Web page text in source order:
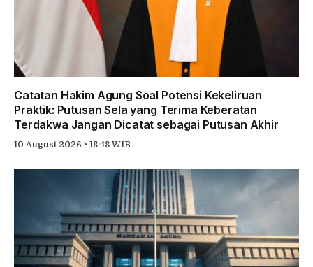
Catatan Hakim Agung Soal Potensi Kekeliruan
Praktik: Putusan Sela yang Terima Keberatan
Terdakwa Jangan Dicatat sebagai Putusan Akhir
10 August 2026 • 18:48 WIB